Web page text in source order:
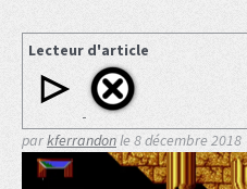
Lecteur d'article
parkferrandonle8 décembre 2018